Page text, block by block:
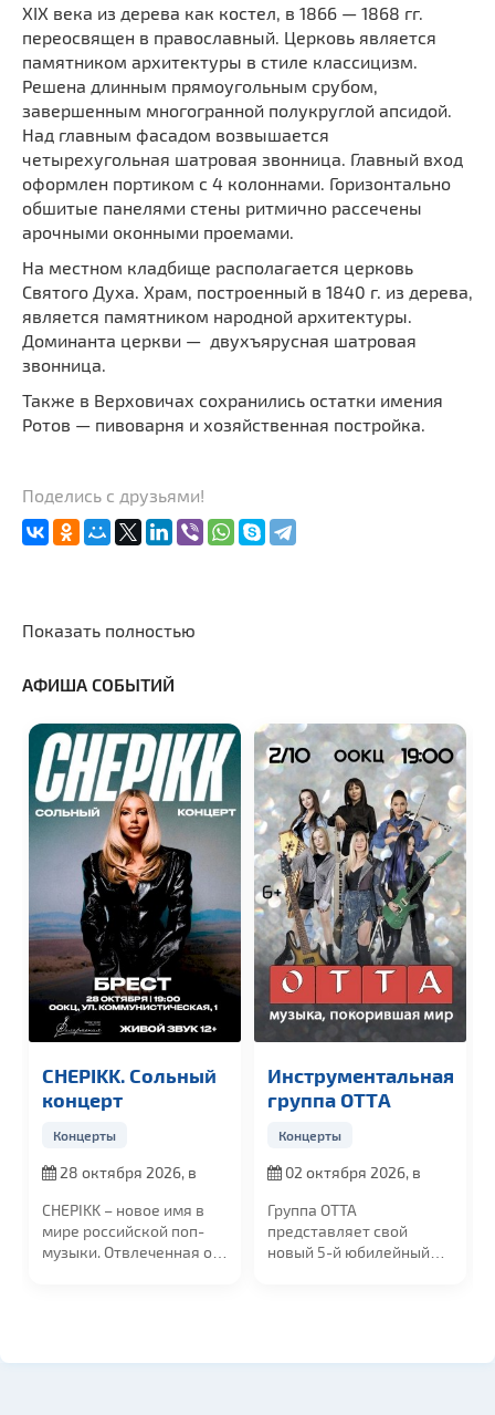
XIX века из дерева как костел, в 1866 — 1868 гг.
переосвящен в православный. Церковь является
памятником архитектуры в стиле классицизм.
Решена длинным прямоугольным срубом,
завершенным многогранной полукруглой апсидой.
Над главным фасадом возвышается
четырехугольная шатровая звонница. Главный вход
оформлен портиком с 4 колоннами. Горизонтально
обшитые панелями стены ритмично рассечены
арочными оконными проемами.
На местном кладбище располагается церковь
Святого Духа. Храм, построенный в 1840 г. из дерева,
является памятником народной архитектуры.
Доминанта церкви — двухъярусная шатровая
звонница.
Также в Верховичах сохранились остатки имения
Ротов — пивоварня и хозяйственная постройка.
Поделись с друзьями!
Показать полностью
АФИША СОБЫТИЙ
Сольный
Концерты
28 октября 2026, в
– новое имя в
российской поп-
Отвлеченная от
Инструментальная
группа OTTА
Концерты
02 октября 2026, в
Группа ОТТА
представляет свой
новый 5-й юбилейный
GUF